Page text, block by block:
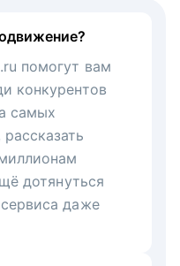
помогут вам
конкурентов
самых
дотянуться
даже